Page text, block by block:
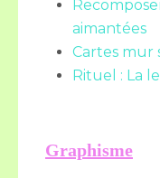
aimantées
Cartes mur
Rituel : La
Graphisme